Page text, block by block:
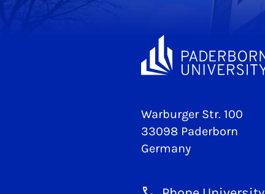
Warburger Str. 100
33098 Paderborn
Germany